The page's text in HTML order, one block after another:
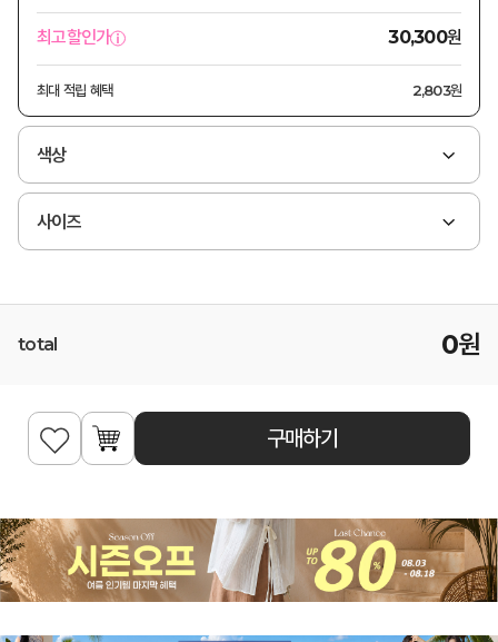
최고할인가 30,300원
최대 적립 혜택 2,803원
색상
사이즈
total 0원
구매하기